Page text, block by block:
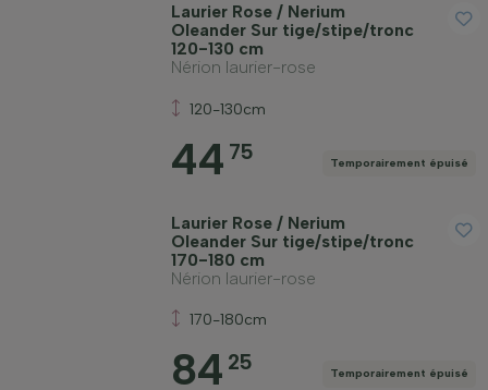
Laurier Rose / Nerium
Oleander Sur tige/stipe/tronc
120-130 cm
Nérion laurier-rose
120-130cm
44 75 Temporairement épuisé
Laurier Rose / Nerium
Oleander Sur tige/stipe/tronc
170-180 cm
Nérion laurier-rose
170-180cm
84 25 Temporairement épuisé